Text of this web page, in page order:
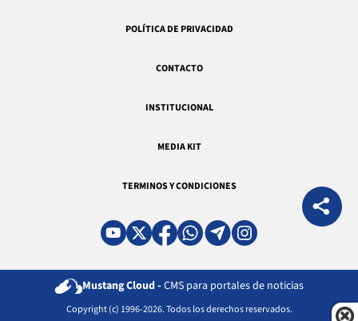
POLÍTICA DE PRIVACIDAD
CONTACTO
INSTITUCIONAL
MEDIA KIT
TERMINOS Y CONDICIONES
Mustang Cloud - CMS para portales de noticias
Copyright (c) 1996-2026. Todos los derechos reservados.